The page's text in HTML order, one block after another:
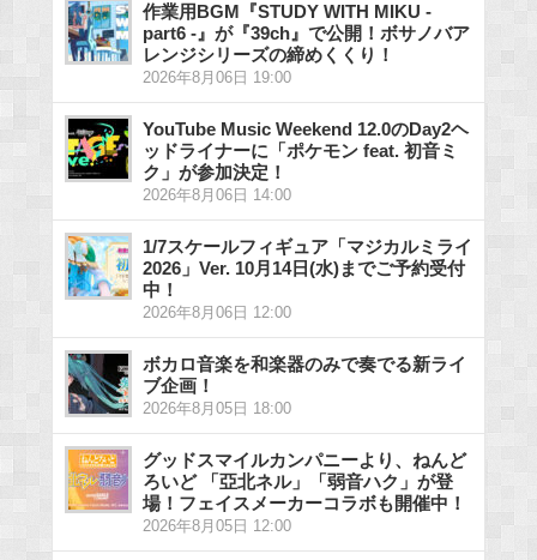
作業用BGM『STUDY WITH MIKU -
part6 -』が『39ch』で公開！ボサノバア
レンジシリーズの締めくくり！
2026年8月06日 19:00
YouTube Music Weekend 12.0のDay2ヘ
ッドライナーに「ポケモン feat. 初音ミ
ク」が参加決定！
2026年8月06日 14:00
1/7スケールフィギュア「マジカルミライ
2026」Ver. 10月14日(水)までご予約受付
中！
2026年8月06日 12:00
ボカロ音楽を和楽器のみで奏でる新ライ
ブ企画！
2026年8月05日 18:00
グッドスマイルカンパニーより、ねんど
ろいど 「亞北ネル」「弱音ハク」が登
場！フェイスメーカーコラボも開催中！
2026年8月05日 12:00